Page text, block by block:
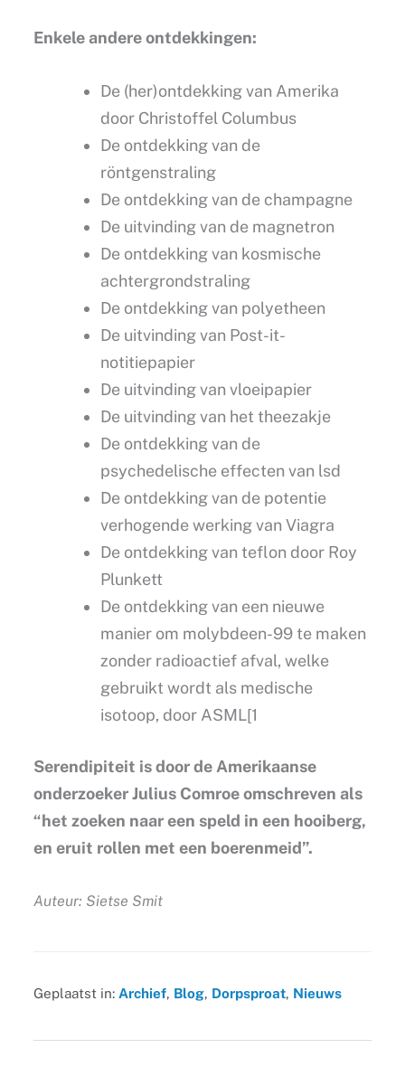
Enkele andere ontdekkingen:
De (her)ontdekking van Amerika
door Christoffel Columbus
De ontdekking van de
röntgenstraling
De ontdekking van de champagne
De uitvinding van de magnetron
De ontdekking van kosmische
achtergrondstraling
De ontdekking van polyetheen
De uitvinding van Post-it-
notitiepapier
De uitvinding van vloeipapier
De uitvinding van het theezakje
De ontdekking van de
psychedelische effecten van lsd
De ontdekking van de potentie
verhogende werking van Viagra
De ontdekking van teflon door Roy
Plunkett
De ontdekking van een nieuwe
manier om molybdeen-99 te maken
zonder radioactief afval, welke
gebruikt wordt als medische
isotoop, door ASML[1
Serendipiteit is door de Amerikaanse
onderzoeker Julius Comroe omschreven als
“het zoeken naar een speld in een hooiberg,
en eruit rollen met een boerenmeid”.
Auteur: Sietse Smit
Geplaatst in: Archief, Blog, Dorpsproat, Nieuws